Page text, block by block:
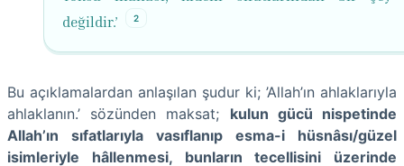
değildir.’
2
Bu açıklamalardan anlaşılan şudur ki; ’Allah’ın ahlaklarıyla
ahlaklanın.’ sözünden maksat; kulun gücü nispetinde
Allah’ın sıfatlarıyla vasıflanıp esma-i hüsnâsı/güzel
isimleriyle hâllenmesi, bunların tecellisini üzerinde